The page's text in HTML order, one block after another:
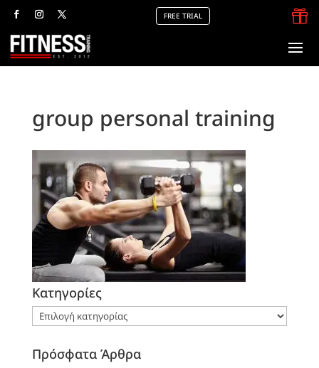
FREE TRIAL 
group personal training
Kατηγορίες
Kατηγορίες
Πρόσφατα Άρθρα